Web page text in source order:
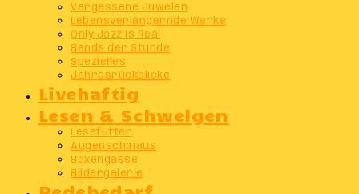
Vergessene Juwelen
Lebensverlängernde Werke
Only Jazz Is Real
Bands der Stunde
Spezielles
Jahresrückblicke
Livehaftig
Lesen & Schwelgen
Lesefutter
Augenschmaus
Boxengasse
Bildergalerie